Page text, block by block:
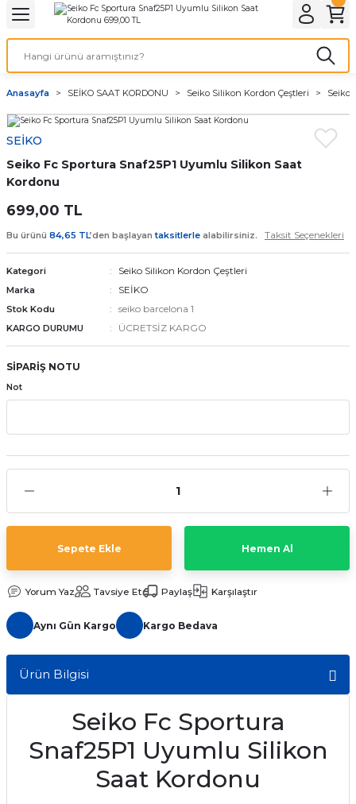
Geri Dön
& ELEKTİRİK AYDINLATMA & ELEKTRİK
Geri Dön
ve Cihaz Pilleri
ÇEŞİTLERİ
ÇEŞİTLERİ
Geri Dön
Geri Dön
Kordon Çeşitleri
Kordonu
saat kordonu
Kordonları
Anasayfa SEİKO SAAT KORDONU Seiko Silikon Kordon Çeştleri Seiko
SEİKO
Seiko Fc Sportura Snaf25P1 Uyumlu Silikon Saat
Kordonu
699,00 TL
Bu ürünü 84,65 TL’den başlayantaksitlerle alabilirsiniz. Taksit Seçenekleri
Kategori Seiko Silikon Kordon Çeştleri
Marka SEİKO
Stok Kodu seiko barcelona 1
KARGO DURUMU ÜCRETSİZ KARGO
SİPARİŞ NOTU
Not
Sepete Ekle Hemen Al
Yorum Yaz Tavsiye Et Paylaş Karşılaştır
Aynı Gün Kargo Kargo Bedava
Ürün Bilgisi
Seiko Fc Sportura
Snaf25P1 Uyumlu Silikon
Saat Kordonu